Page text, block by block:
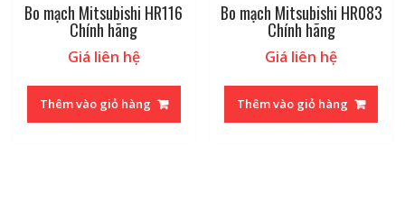
Bo mạch Mitsubishi HR116
Chính hãng
Giá liên hệ
Thêm vào giỏ hàng
Bo mạch Mitsubishi HR083
Chính hãng
Giá liên hệ
Thêm vào giỏ hàng